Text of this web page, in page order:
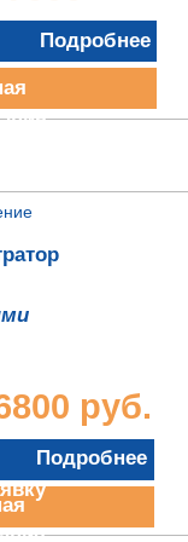
руб.
Подробнее
руб.
Подробнее